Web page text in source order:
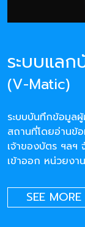
ระบบแล
(V-Matic)
ระบบบันทึกข้อมูล
สถานที่โดยอ่านข้
เจ้าของบัตร ฯลฯ
เข้าออก หน่วยงา
SEE MORE